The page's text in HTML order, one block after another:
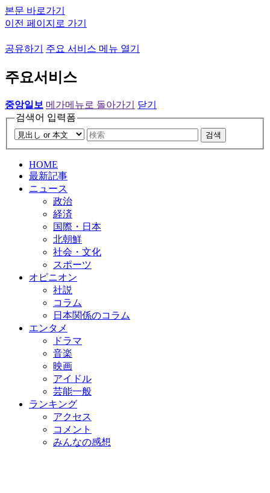
본문 바로가기
이전 페이지로 가기
공유하기 주요 서비스 메뉴 열기
주요서비스
중앙일보 메가메뉴로 돌아가기
닫기
검색어 입력폼
검색
HOME
最新記事
ニュース
政治
経済
国際・日本
北朝鮮
社会・文化
スポーツ
オピニオン
社説
コラム
日本関係のコラム
エンタメ
ドラマ
音楽
映画
アイドル
芸能一般
ランキング
アクセス
コメント
みんなの感想